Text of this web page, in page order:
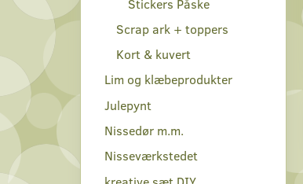
Stickers Påske
Scrap ark + toppers
Kort & kuvert
Lim og klæbeprodukter
Julepynt
Nissedør m.m.
Nisseværkstedet